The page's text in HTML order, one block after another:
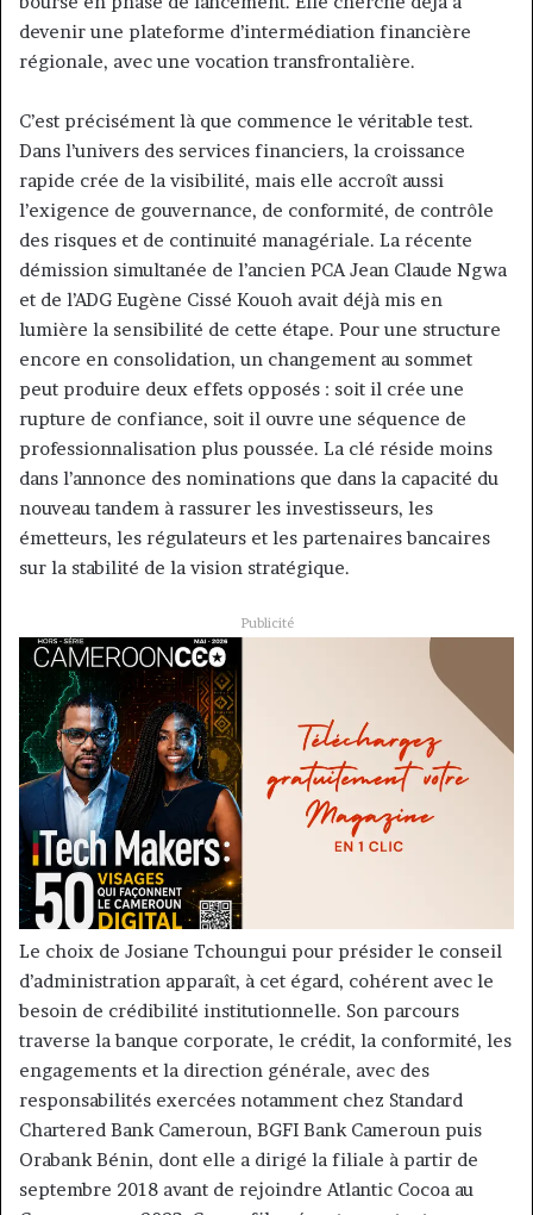
devenir une plateforme d’intermédiation financière
régionale, avec une vocation transfrontalière.
C’est précisément là que commence le véritable test.
Dans l’univers des services financiers, la croissance
rapide crée de la visibilité, mais elle accroît aussi
l’exigence de gouvernance, de conformité, de contrôle
des risques et de continuité managériale. La récente
démission simultanée de l’ancien PCA Jean Claude Ngwa
et de l’ADG Eugène Cissé Kouoh avait déjà mis en
lumière la sensibilité de cette étape. Pour une structure
encore en consolidation, un changement au sommet
peut produire deux effets opposés : soit il crée une
rupture de confiance, soit il ouvre une séquence de
professionnalisation plus poussée. La clé réside moins
dans l’annonce des nominations que dans la capacité du
nouveau tandem à rassurer les investisseurs, les
émetteurs, les régulateurs et les partenaires bancaires
sur la stabilité de la vision stratégique.
Publicité
Le choix de Josiane Tchoungui pour présider le conseil
d’administration apparaît, à cet égard, cohérent avec le
besoin de crédibilité institutionnelle. Son parcours
traverse la banque corporate, le crédit, la conformité, les
engagements et la direction générale, avec des
responsabilités exercées notamment chez Standard
Chartered Bank Cameroun, BGFI Bank Cameroun puis
Orabank Bénin, dont elle a dirigé la filiale à partir de
septembre 2018 avant de rejoindre Atlantic Cocoa au